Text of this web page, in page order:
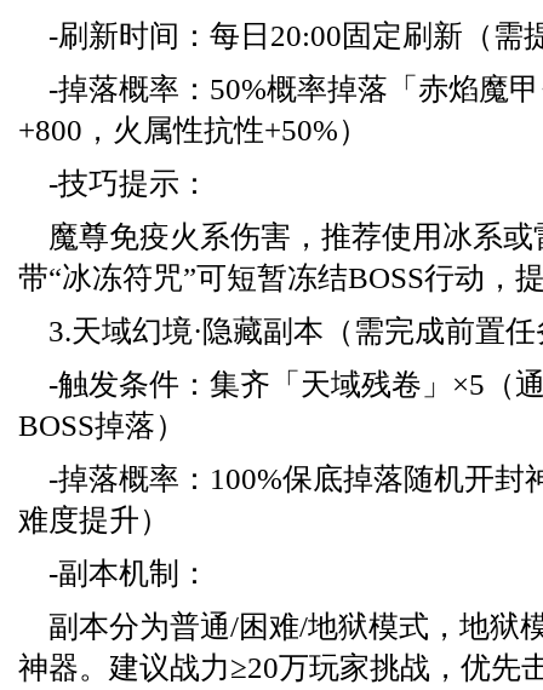
-刷新时间：每日20:00固定刷新（需
-掉落概率：50%概率掉落「赤焰魔
+800，火属性抗性+50%）
-技巧提示：
魔尊免疫火系伤害，推荐使用冰系
带“冰冻符咒”可短暂冻结BOSS行动，
3.天域幻境·隐藏副本（需完成前置
-触发条件：集齐「天域残卷」×5（
BOSS掉落）
-掉落概率：100%保底掉落随机开封
难度提升）
-副本机制：
副本分为普通/困难/地狱模式，地狱
神器。建议战力≥20万玩家挑战，优先